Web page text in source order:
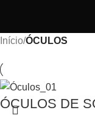
Início/ÓCULOS
ÓCULOS DE